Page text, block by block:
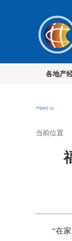
各地产
当前位置
“在家门